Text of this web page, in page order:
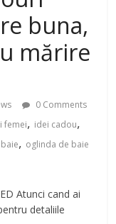
buna,
mărire
0 Comments
femei, idei cadou,
, oglinda de baie
Atunci cand ai
detaliile